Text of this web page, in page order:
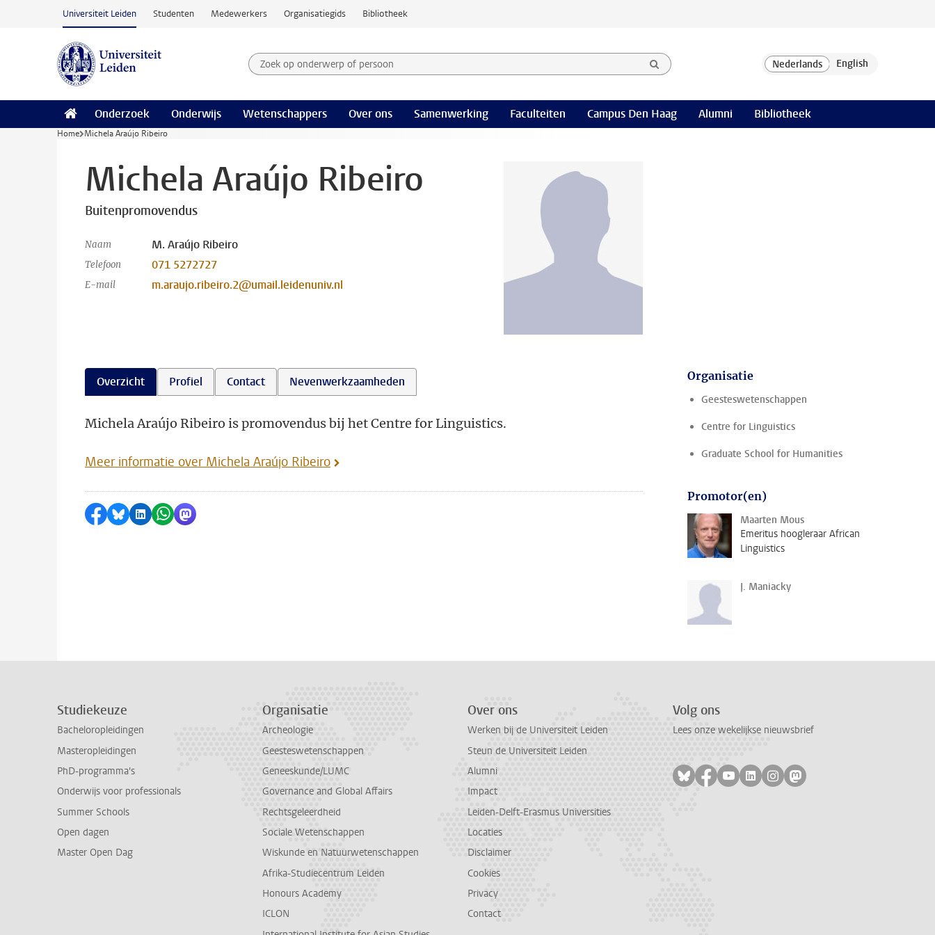
Ga naar hoofdinhoud
Universiteit Leiden Studenten Medewerkers Organisatiegids Bibliotheek
Zoek op onderwerp of persoon en selecteer categorie
Zoekterm
Onderzoek Onderwijs Wetenschappers Over ons Samenwerking Faculteiten Campus Den Haag Alumni Bibliotheek
Home Michela Araújo Ribeiro
Michela Araújo Ribeiro
Buitenpromovendus
Naam M. Araújo Ribeiro
Telefoon 071 5272727
E-mail m.araujo.ribeiro.2@umail.leidenuniv.nl
Overzicht Profiel Contact Nevenwerkzaamheden
Michela Araújo Ribeiro is promovendus bij het Centre for Linguistics.
Meer informatie over Michela Araújo Ribeiro
Delen op Facebook
Delen via Bluesky
Delen op LinkedIn
Delen via WhatsApp
Delen via Mastodon
Organisatie
Geesteswetenschappen
Centre for Linguistics
Graduate School for Humanities
Promotor(en)
Maarten Mous
Emeritus hoogleraar African
Linguistics
J. Maniacky
Studiekeuze
Bacheloropleidingen
Masteropleidingen
PhD-programma's
Onderwijs voor professionals
Summer Schools
Open dagen
Master Open Dag
Organisatie
Archeologie
Geesteswetenschappen
Geneeskunde/LUMC
Governance and Global Affairs
Rechtsgeleerdheid
Sociale Wetenschappen
Wiskunde en Natuurwetenschappen
Afrika-Studiecentrum Leiden
Honours Academy
ICLON
Over ons
Werken bij de Universiteit Leiden
Steun de Universiteit Leiden
Alumni
Impact
Leiden-Delft-Erasmus Universities
Locaties
Disclaimer
Cookies
Privacy
Contact
Volg ons
Lees onze wekelijkse nieuwsbrief
Volg ons op bluesky
Volg ons op facebook
Volg ons op youtube
Volg ons op linkedin
Volg ons op instagram
Volg ons op mastodon